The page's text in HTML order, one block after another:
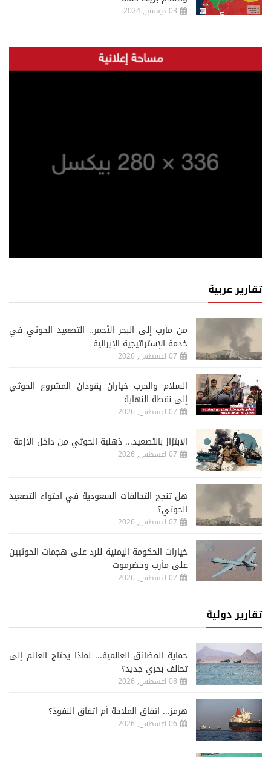
03 ديسمبر, 2024
تقارير عربية
من مأرب إلى البحر الأحمر.. التصعيد الحوثي في
خدمة الإستراتيجية الإيرانية
07 اغسطس, 2026
السلام والحرب خياران يقودان المشروع الحوثي
إلى نقطة النهاية
07 اغسطس, 2026
الابتزاز بالتصعيد... ذهنية الحوثي من داخل الأزمة
07 اغسطس, 2026
هل تنجح التحالفات السعودية في احتواء التصعيد
الحوثي؟
07 اغسطس, 2026
خيارات الحكومة اليمنية للرد على هجمات الحوثيين
على مأرب وحضرموت
07 اغسطس, 2026
تقارير دولية
حماية المضائق العالمية... لماذا يحتاج العالم إلى
تحالف بحري جديد؟
08 اغسطس, 2026
هرمز... اتفاق الملاحة أم اتفاق النفوذ؟
06 اغسطس, 2026